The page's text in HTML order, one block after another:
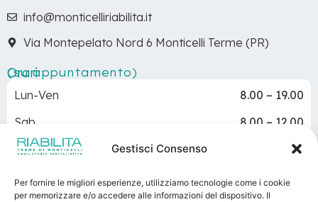
Gestisci Consenso
Per fornire le migliori esperienze, utilizziamo tecnologie come i cookie
per memorizzare e/o accedere alle informazioni del dispositivo. Il
info@monticelliriabilita.it
Via Montepelato Nord 6 Monticelli Terme (PR)
Orari
(su appuntamento)
Lun-Ven
Sab
Dom
8.00 – 19.00
8.00 – 12.00
Chiuso